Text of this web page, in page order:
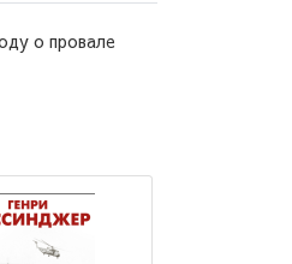
о провале